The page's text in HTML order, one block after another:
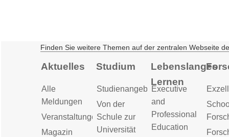
Finden Sie weitere Themen auf der zentralen Webseite
Aktuelles
Alle
Meldungen
Veranstaltungen
Magazin
Studium
Studienangebot
Von der
Schule zur
Universität
Lebenslanges
Lernen
Executive
and
Professional
Education